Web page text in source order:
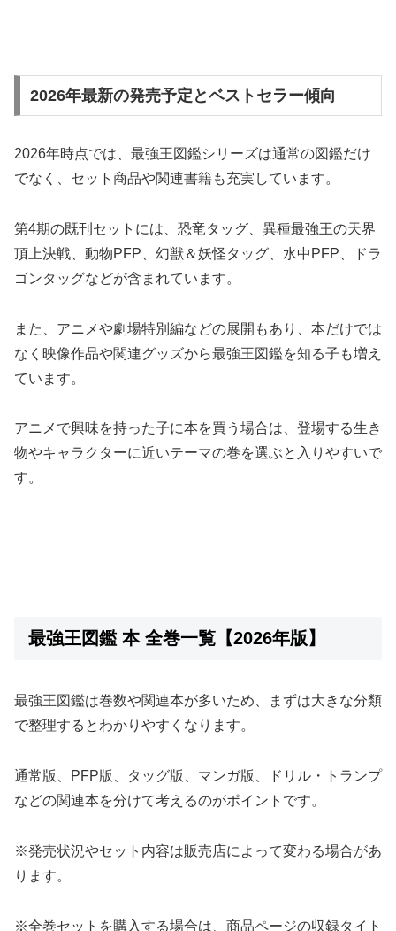
2026年最新の発売予定とベストセラー傾向
2026年時点では、最強王図鑑シリーズは通常の図鑑だけ
でなく、セット商品や関連書籍も充実しています。
第4期の既刊セットには、恐竜タッグ、異種最強王の天界
頂上決戦、動物PFP、幻獣＆妖怪タッグ、水中PFP、ドラ
ゴンタッグなどが含まれています。
また、アニメや劇場特別編などの展開もあり、本だけでは
なく映像作品や関連グッズから最強王図鑑を知る子も増え
ています。
アニメで興味を持った子に本を買う場合は、登場する生き
物やキャラクターに近いテーマの巻を選ぶと入りやすいで
す。
最強王図鑑 本 全巻一覧【2026年版】
最強王図鑑は巻数や関連本が多いため、まずは大きな分類
で整理するとわかりやすくなります。
通常版、PFP版、タッグ版、マンガ版、ドリル・トランプ
などの関連本を分けて考えるのがポイントです。
※発売状況やセット内容は販売店によって変わる場合があ
ります。
※全巻セットを購入する場合は、商品ページの収録タイト